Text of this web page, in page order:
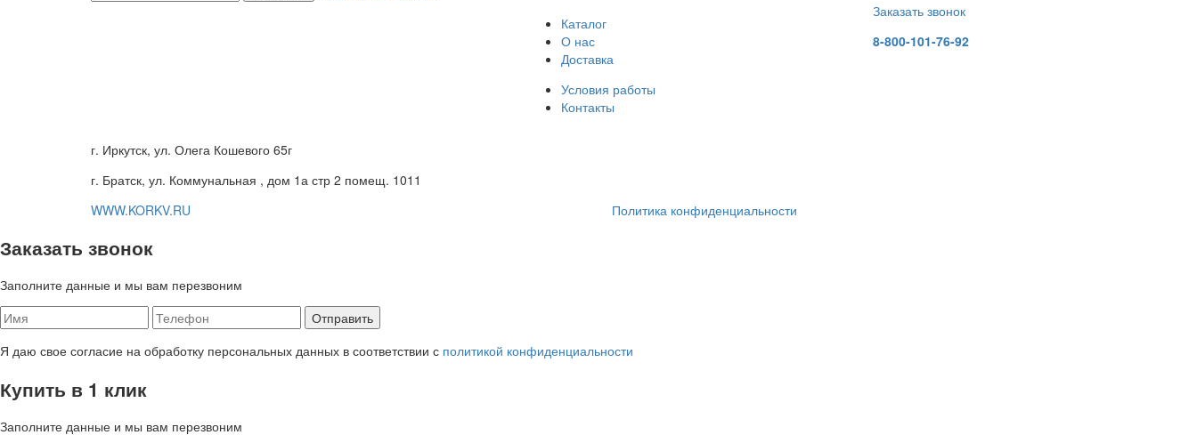
Каталог
О нас
Доставка
Условия работы
Контакты
Заказать звонок
8-800-101-76-92
г. Иркутск, ул. Олега Кошевого 65г
г. Братск, ул. Коммунальная , дом 1а стр 2 помещ. 1011
WWW.KORKV.RU
Политика конфиденциальности
Заказать звонок
Заполните данные и мы вам перезвоним
Я даю свое согласие на обработку персональных данных в соответствии с политикой конфиденциальности
Купить в 1 клик
Заполните данные и мы вам перезвоним